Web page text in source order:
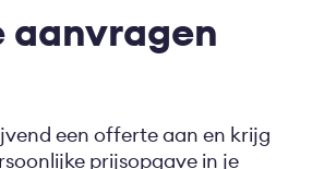
een offerte aan en krijg
prijsopgave in je